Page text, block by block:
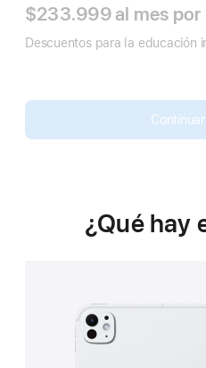
$233.999al mes Al
por
Nota
a
pie
Descuentos para la educación
Continuar
¿Qué hay